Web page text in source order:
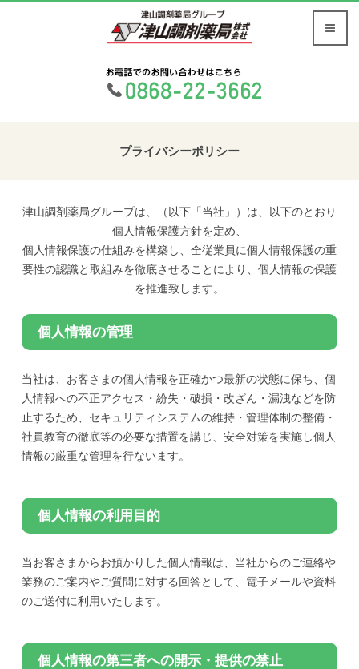
プライバシーポリシー
津山調剤薬局グループは、（以下「当社」）は、以下のとおり
個人情報保護方針を定め、
個人情報保護の仕組みを構築し、全従業員に個人情報保護の重
要性の認識と取組みを徹底させることにより、個人情報の保護
を推進致します。
個人情報の管理
当社は、お客さまの個人情報を正確かつ最新の状態に保ち、個
人情報への不正アクセス・紛失・破損・改ざん・漏洩などを防
止するため、セキュリティシステムの維持・管理体制の整備・
社員教育の徹底等の必要な措置を講じ、安全対策を実施し個人
情報の厳重な管理を行ないます。
個人情報の利用目的
当お客さまからお預かりした個人情報は、当社からのご連絡や
業務のご案内やご質問に対する回答として、電子メールや資料
のご送付に利用いたします。
個人情報の第三者への開示・提供の禁止